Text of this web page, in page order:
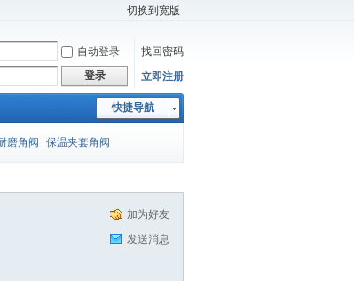
切换到宽版
自动登录
找回密码
登录 立即注册
快捷导航
磨角阀 保温夹套角阀
加为好友
发送消息